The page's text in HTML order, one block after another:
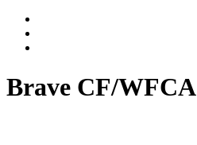
Brave CF/WFCA